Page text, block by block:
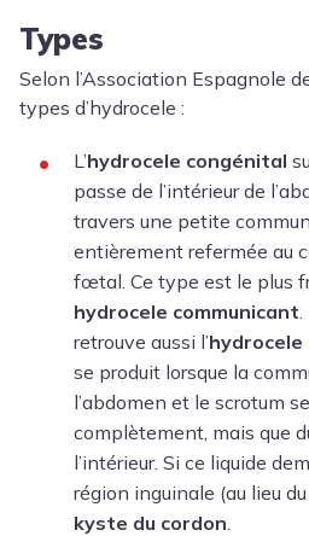
Types
Selon l’Association Espagnole
types d’hydrocele :
L’hydrocele congénital
passe de l’intérieur de
travers une petite
entièrement refermée au
fœtal. Ce type est le plus
hydrocele communicant.
retrouve aussi l’hydrocele
se produit lorsque la
l’abdomen et le scrotum
complètement, mais que
l’intérieur. Si ce liquide
région inguinale (au lieu
kyste du cordon.